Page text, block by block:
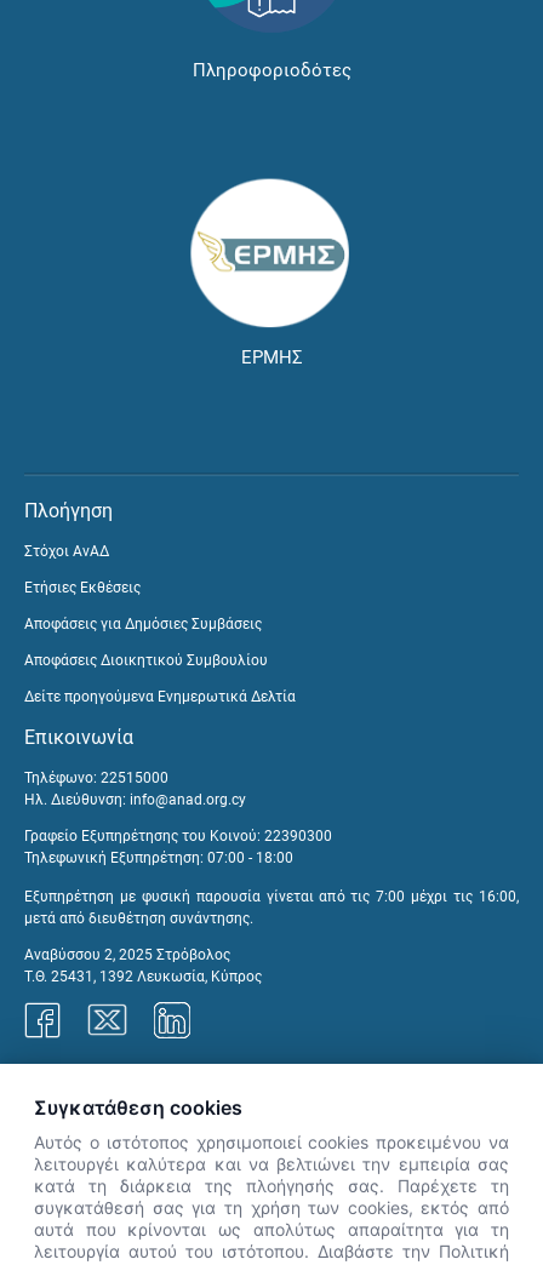
Πληροφοριοδότες
ΕΡΜΗΣ
Πλοήγηση
Στόχοι ΑνΑΔ
Ετήσιες Εκθέσεις
Αποφάσεις για Δημόσιες Συμβάσεις
Αποφάσεις Διοικητικού Συμβουλίου
Δείτε προηγούμενα Ενημερωτικά Δελτία
Επικοινωνία
Τηλέφωνο: 22515000
Ηλ. Διεύθυνση: info@anad.org.cy
Γραφείο Εξυπηρέτησης του Κοινού: 22390300
Τηλεφωνική Εξυπηρέτηση: 07:00 - 18:00
Εξυπηρέτηση με φυσική παρουσία γίνεται από τις 7:00 μέχρι τις 16:00,
μετά από διευθέτηση συνάντησης.
Αναβύσσου 2, 2025 Στρόβολος
Τ.Θ. 25431, 1392 Λευκωσία, Κύπρος
👋 Καλώς ήρθες! Είμαι η Νόησις.
Πες μου πώς μπορώ να σε βοηθήσω
Συγκατάθεση cookies
Αυτός ο ιστότοπος χρησιμοποιεί cookies προκειμένου να
λειτουργέι καλύτερα και να βελτιώνει την εμπειρία σας
κατά τη διάρκεια της πλοήγησής σας. Παρέχετε τη
συγκατάθεσή σας για τη χρήση των cookies, εκτός από
αυτά που κρίνονται ως απολύτως απαραίτητα για τη
λειτουργία αυτού του ιστότοπου. Διαβάστε την Πολιτική